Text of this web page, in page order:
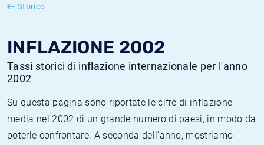
Storico
INFLAZIONE 2002
Tassi storici di inflazione internazionale per l'anno
2002
Su questa pagina sono riportate le cifre di inflazione
media nel 2002 di un grande numero di paesi, in modo da
poterle confrontare. A seconda dell'anno, mostriamo
SONIA
Inflazione Stati Uniti
Tassi storici di TONAR